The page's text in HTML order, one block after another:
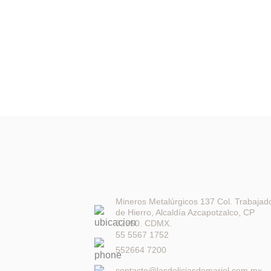
Mineros Metalúrgicos 137 Col.
de Hierro, Alcaldía Azcapotzalco, CP
02650. CDMX.
55 5567 1752
552664 7200